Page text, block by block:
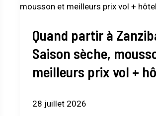
Quand partir à
Saison sèche,
meilleurs prix vol +
28 juillet 2026
partir
Zanzibar
?
Saison
sèche,
et